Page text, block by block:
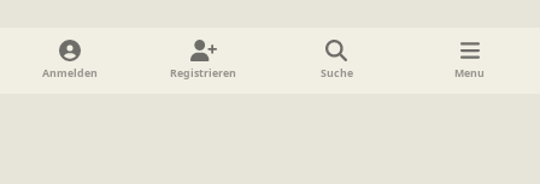
Heller Modus
Dunkler ModusSystemeinstellung
Anmelden Registrieren Suche Menu